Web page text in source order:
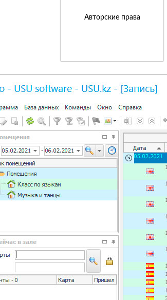
Авторские права